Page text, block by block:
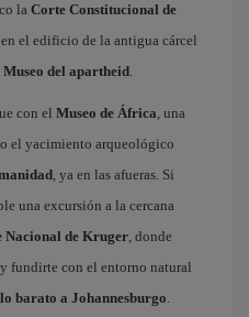
la Corte Constitucional de
el edificio de la antigua cárcel
Museo del apartheid.
con el Museo de África, una
el yacimiento arqueológico
, ya en las afueras. Si
una excursión a la cercana
Nacional de Kruger, donde
fundirte con el entorno natural
barato a Johannesburgo.